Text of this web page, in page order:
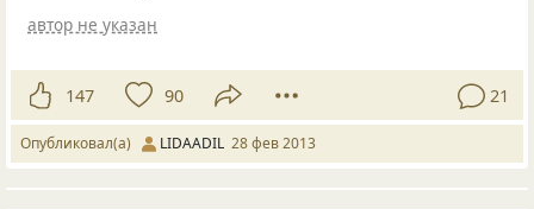
автор не указан
147 90 21
Опубликовал(а) LIDAADIL 28 фев 2013